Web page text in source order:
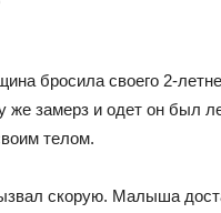
бросила своего 2-
замерз и одет он был
телом.
скорую. Малыша